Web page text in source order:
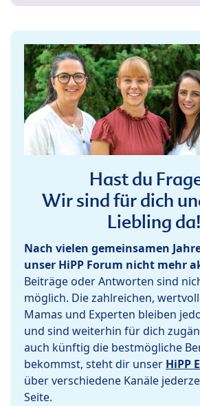
Hast du
Wir sind für dich
Liebling da!
Nach vielen gemeinsamen
unser HiPP Forum nicht mehr
Beiträge oder Antworten sind
möglich. Die zahlreichen,
Mamas und Experten bleiben
und sind weiterhin für dich
auch künftig die bestmögliche
bekommst, steht dir unser HiPP
über verschiedene Kanäle
Seite.